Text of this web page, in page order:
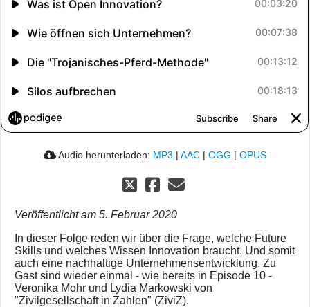
Audio herunterladen: MP3 | AAC | OGG | OPUS
Veröffentlicht am 5. Februar 2020
In dieser Folge reden wir über die Frage, welche Future
Skills und welches Wissen Innovation braucht. Und somit
auch eine nachhaltige Unternehmensentwicklung. Zu
Gast sind wieder einmal - wie bereits in Episode 10 -
Veronika Mohr und Lydia Markowski von
"Zivilgesellschaft in Zahlen" (ZiviZ).